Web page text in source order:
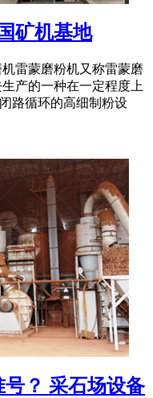
矿机基地
雷蒙磨粉机又称雷蒙磨
产的一种在一定程度上
路循环的高细制粉设
？ 采石场设备